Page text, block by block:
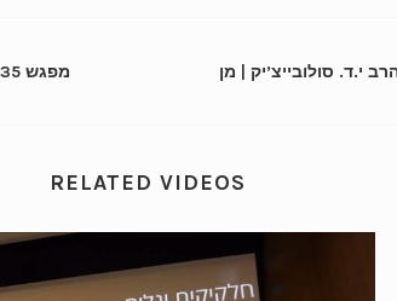
י.ד. סולובייצ’יק | מן
RELATED VIDEOS